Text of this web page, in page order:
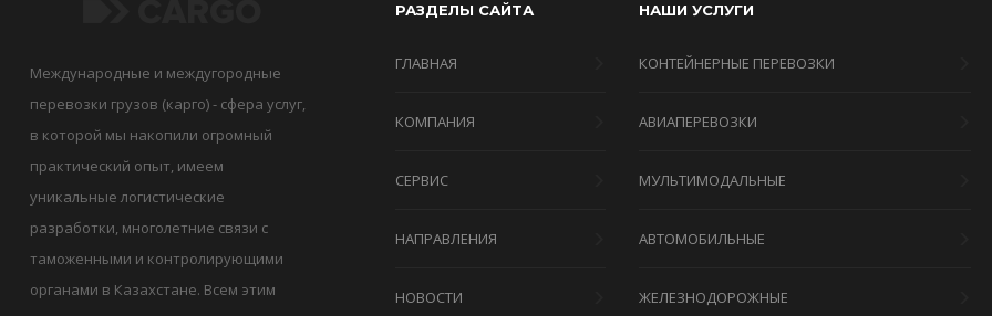
Международные и междугородные
перевозки грузов (карго) - сфера услуг,
в которой мы накопили огромный
практический опыт, имеем
уникальные логистические
разработки, многолетние связи с
таможенными и контролирующими
органами в Казахстане. Всем этим
РАЗДЕЛЫ САЙТА
ГЛАВНАЯ
КОМПАНИЯ
СЕРВИС
НАПРАВЛЕНИЯ
НОВОСТИ
НАШИ УСЛУГИ
КОНТЕЙНЕРНЫЕ ПЕРЕВОЗКИ
АВИАПЕРЕВОЗКИ
МУЛЬТИМОДАЛЬНЫЕ
АВТОМОБИЛЬНЫЕ
ЖЕЛЕЗНОДОРОЖНЫЕ